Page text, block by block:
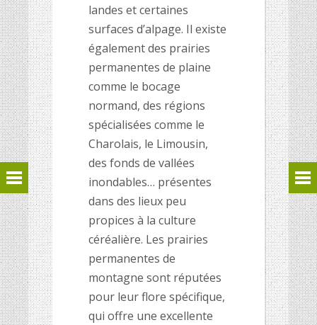
landes et certaines
surfaces d’alpage. Il existe
également des prairies
permanentes de plaine
comme le bocage
normand, des régions
spécialisées comme le
Charolais, le Limousin,
des fonds de vallées
inondables… présentes
dans des lieux peu
propices à la culture
céréalière. Les prairies
permanentes de
montagne sont réputées
pour leur flore spécifique,
qui offre une excellente